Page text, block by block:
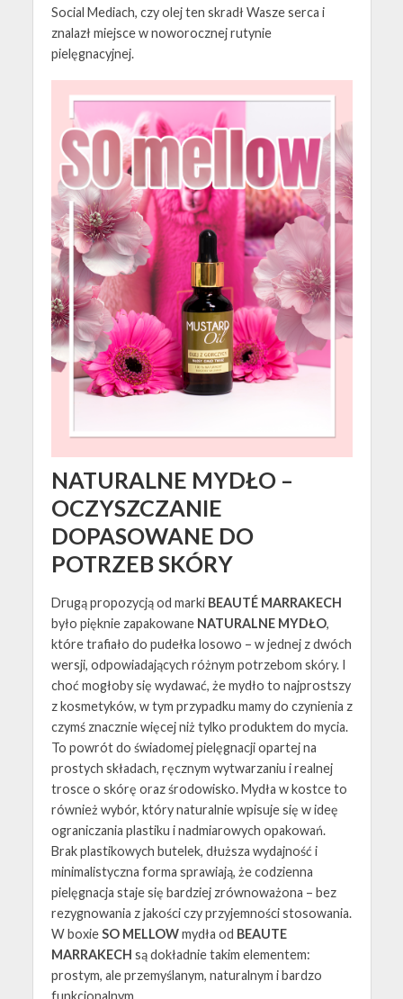
Social Mediach, czy olej ten skradł Wasze serca i
znalazł miejsce w noworocznej rutynie
pielęgnacyjnej.
NATURALNE MYDŁO –
OCZYSZCZANIE
DOPASOWANE DO
POTRZEB SKÓRY
Drugą propozycją od marki BEAUTÉ MARRAKECH
było pięknie zapakowane NATURALNE MYDŁO,
które trafiało do pudełka losowo – w jednej z dwóch
wersji, odpowiadających różnym potrzebom skóry. I
choć mogłoby się wydawać, że mydło to najprostszy
z kosmetyków, w tym przypadku mamy do czynienia z
czymś znacznie więcej niż tylko produktem do mycia.
To powrót do świadomej pielęgnacji opartej na
prostych składach, ręcznym wytwarzaniu i realnej
trosce o skórę oraz środowisko. Mydła w kostce to
również wybór, który naturalnie wpisuje się w ideę
ograniczania plastiku i nadmiarowych opakowań.
Brak plastikowych butelek, dłuższa wydajność i
minimalistyczna forma sprawiają, że codzienna
pielęgnacja staje się bardziej zrównoważona – bez
rezygnowania z jakości czy przyjemności stosowania.
W boxieSO MELLOWmydła od BEAUTE
MARRAKECH są dokładnie takim elementem:
prostym, ale przemyślanym, naturalnym i bardzo
funkcjonalnym.